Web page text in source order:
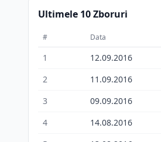
Ultimele 10 Zboruri
# Data
1 12.09.2016
2
11.09.2016
3
09.09.2016
4
14.08.2016